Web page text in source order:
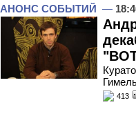
АНОНС СОБЫТИЙ —
413